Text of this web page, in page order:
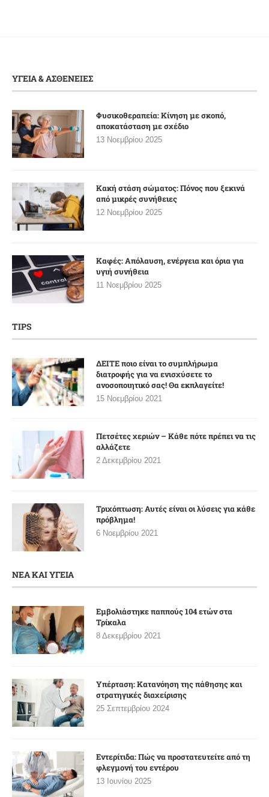
ΥΓΕΙΑ & ΑΣΘΕΝΕΙΕΣ
Φυσικοθεραπεία: Κίνηση με σκοπό,
αποκατάσταση με σχέδιο
13 Νοεμβρίου 2025
Κακή στάση σώματος: Πόνος που ξεκινά
από μικρές συνήθειες
12 Νοεμβρίου 2025
Καφές: Απόλαυση, ενέργεια και όρια για
υγιή συνήθεια
11 Νοεμβρίου 2025
TIPS
ΔΕΙΤΕ ποιο είναι το συμπλήρωμα
διατροφής για να ενισχύσετε το
ανοσοποιητικό σας! Θα εκπλαγείτε!
15 Νοεμβρίου 2021
Πετσέτες χεριών – Κάθε πότε πρέπει να τις
αλλάζετε
2 Δεκεμβρίου 2021
Τριχόπτωση: Αυτές είναι οι λύσεις για κάθε
πρόβλημα!
6 Νοεμβρίου 2021
ΝΕΑ ΚΑΙ ΥΓΕΙΑ
Εμβολιάστηκε παππούς 104 ετών στα
Τρίκαλα
8 Δεκεμβρίου 2021
Υπέρταση: Κατανόηση της πάθησης και
στρατηγικές διαχείρισης
25 Σεπτεμβρίου 2024
Εντερίτιδα: Πώς να προστατευτείτε από τη
φλεγμονή του εντέρου
13 Ιουνίου 2025